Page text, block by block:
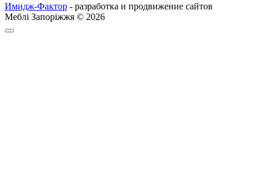
Имидж-Фактор - разработка и продвижение сайтов
Меблі Запоріжжя © 2026